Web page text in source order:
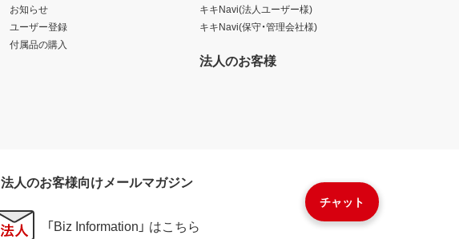
チャット
お知らせ
ユーザー登録
付属品の購入
キキNavi(法人ユーザー様)
キキNavi(保守・管理会社様)
法人のお客様
法人のお客様向けメールマガジン
「Biz Information」 はこちら